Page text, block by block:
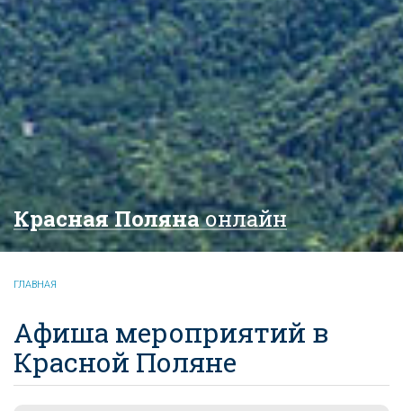
Красная Полянаонлайн
ГЛАВНАЯ
Афиша мероприятий в
Красной Поляне